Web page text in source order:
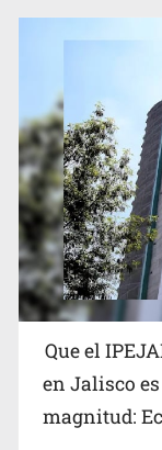
Que el
en Jalisco
magnitud: